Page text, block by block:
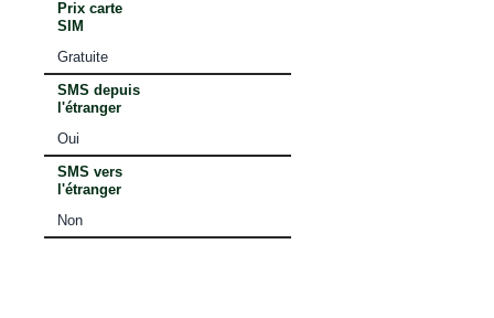
Prix carte
SIM
Gratuite
SMS depuis
l'étranger
Oui
SMS vers
l'étranger
Non